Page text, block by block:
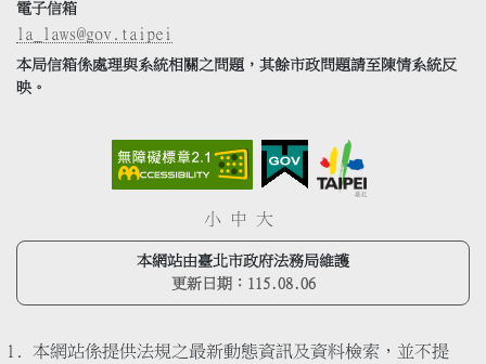
電子信箱
la_laws@gov.taipei
本局信箱係處理與系統相關之問題，其餘市政問題請至陳情系統反
映。
小 中 大
本網站由臺北市政府法務局維護
更新日期： 115.08.06
本網站係提供法規之最新動態資訊及資料檢索，並不提